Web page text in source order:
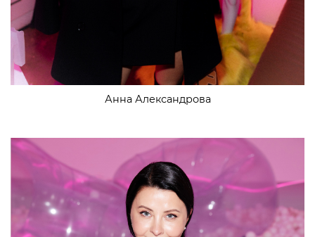
Анна Александрова